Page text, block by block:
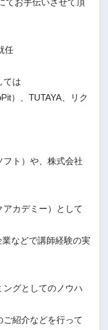
てお手伝いさせて頂
任
ては
）、TUTAYA、リク
ト）や、株式会社
アカデミー）として
などで講師経験の実
ングとしてのノウハ
紹介などを行って